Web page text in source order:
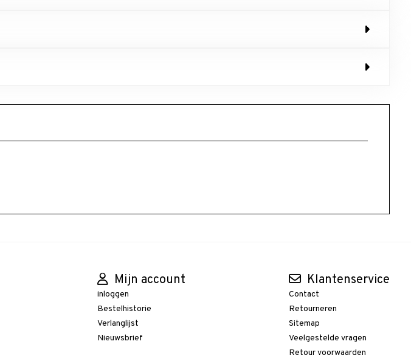
Mijn account
inloggen
Bestelhistorie
Verlanglijst
Nieuwsbrief
Klantenservice
Contact
Retourneren
Sitemap
Veelgestelde vragen
Retour voorwaarden